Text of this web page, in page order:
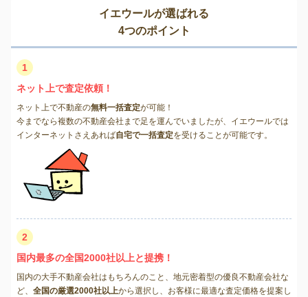
イエウールが選ばれる
4つのポイント
1
ネット上で査定依頼！
ネット上で不動産の無料一括査定が可能！
今までなら複数の不動産会社まで足を運んでいましたが、イエウールでは
インターネットさえあれば自宅で一括査定を受けることが可能です。
2
国内最多の全国2000社以上と提携！
国内の大手不動産会社はもちろんのこと、地元密着型の優良不動産会社な
ど、 全国の厳選2000社以上から選択し、お客様に最適な査定価格を提案し